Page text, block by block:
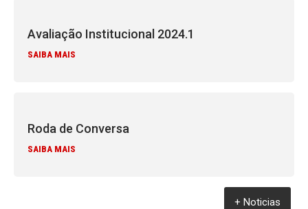
Avaliação Institucional 2024.1
SAIBA MAIS
Roda de Conversa
SAIBA MAIS
+ Noticias